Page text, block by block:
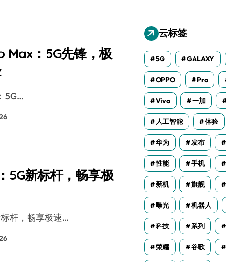
Max：5G先锋，极
5G…
5G新标杆，畅享极
标杆，畅享极速…
云标签
5G GALAXY
OPPO Pro
Vivo 一加
人工智能 体验
华为 发布
性能 手机
新机 旗舰
曝光 机器人
科技 系列
荣耀 谷歌